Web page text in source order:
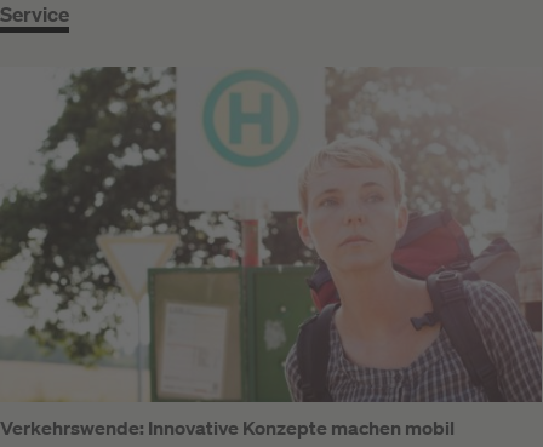
Service
Verkehrswende: Innovative Konzepte machen mobil